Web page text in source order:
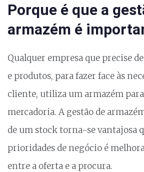
Porque é que a
armazém é
Qualquer empresa que precise
e produtos, para fazer face às
cliente, utiliza um armazém
mercadoria. A gestão de
de um stock torna-se vantajosa
prioridades de negócio é
entre a oferta e a procura.